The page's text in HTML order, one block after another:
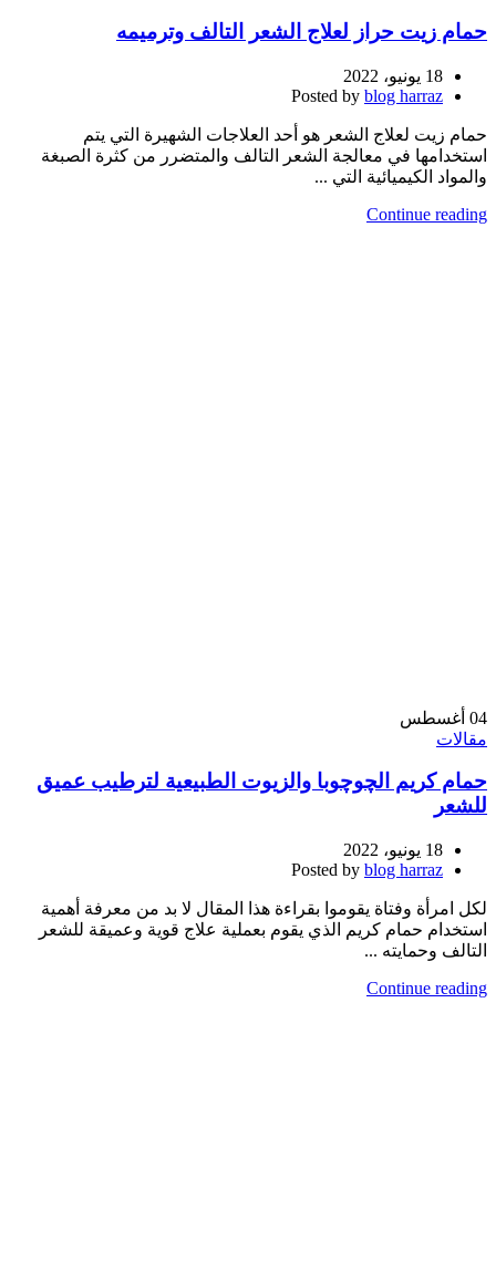
حمام زيت حراز لعلاج الشعر التالف وترميمه
18 يونيو، 2022
Posted by blog harraz
حمام زيت لعلاج الشعر هو أحد العلاجات الشهيرة التي يتم
استخدامها في معالجة الشعر التالف والمتضرر من كثرة الصبغة
والمواد الكيميائية التي ...
Continue reading
04 أغسطس
مقالات
حمام كريم الچوچوبا والزيوت الطبيعية لترطيب عميق
للشعر
18 يونيو، 2022
Posted by blog harraz
لكل امرأة وفتاة يقوموا بقراءة هذا المقال لا بد من معرفة أهمية
استخدام حمام كريم الذي يقوم بعملية علاج قوية وعميقة للشعر
التالف وحمايته ...
Continue reading